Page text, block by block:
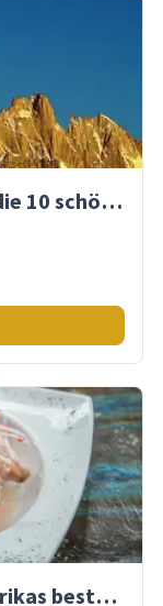
Peru Sehenswürdigkeiten — die 10 schönsten Orte
Peruanische Küche – Südamerikas beste Gastronomie